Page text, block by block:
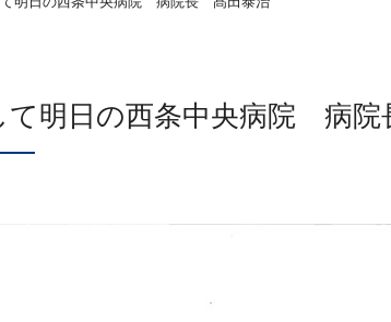
て明日の西条中央病院 病